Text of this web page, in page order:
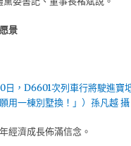
景
日，D6601次列車行將駛進寶
用一棟別墅換！」）孫凡越 攝
經濟成長佈滿信念。